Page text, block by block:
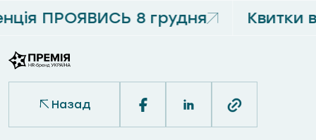
ПРОЯВИСЬ 8 грудня Квитки
Назад